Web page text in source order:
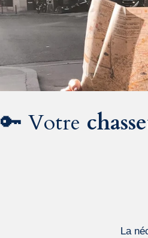
🔑 Votre
La